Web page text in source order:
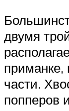
двумя
приманке,
части.
попперов